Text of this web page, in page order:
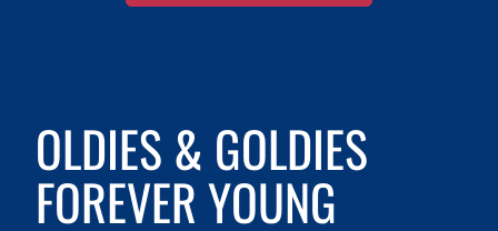
OLDIES & GOLDIES
FOREVER YOUNG